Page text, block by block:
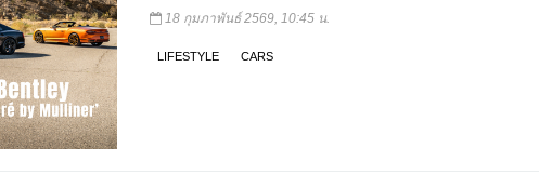
18 กุมภาพันธ์ 2569, 10:45 น.
LIFESTYLE CARS